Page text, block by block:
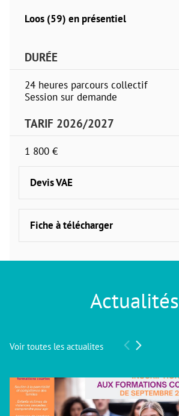
Loos (59) en présentiel
DURÉE
24 heures parcours collectif
Session sur demande
TARIF 2026/2027
1 800 €
Devis VAE
Fiche à télécharger
Actualités
Voir toutes les actualites